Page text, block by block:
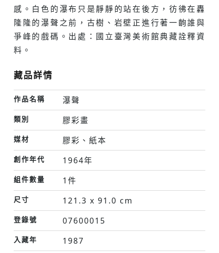
感。白色的瀑布只是靜靜的站在後方，彷彿在轟
隆隆的瀑聲之前，古樹、岩壁正進行著一齣誰與
爭峰的戲碼。出處：國立臺灣美術館典藏詮釋資
料。
藏品詳情
作品名稱 瀑聲
類別 膠彩畫
媒材 膠彩、紙本
創作年代 1964年
組件數量 1件
尺寸 121.3 x 91.0 cm
登錄號 07600015
入藏年 1987